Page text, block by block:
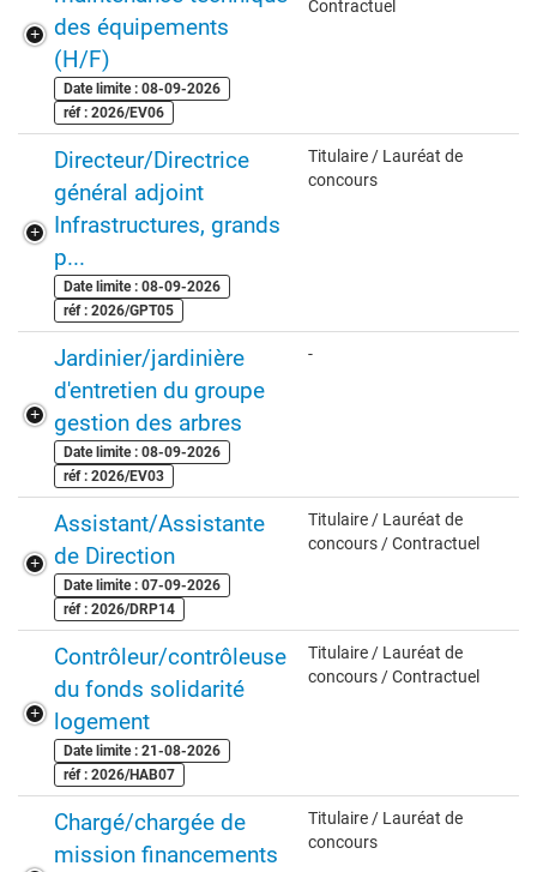
des équipements
(H/F)
Date limite : 08-09-2026
réf : 2026/EV06
Contractuel
Directeur/Directrice
général adjoint
Infrastructures, grands
p...
Date limite : 08-09-2026
réf : 2026/GPT05
Titulaire / Lauréat de
concours
Jardinier/jardinière
d'entretien du groupe
gestion des arbres
Date limite : 08-09-2026
réf : 2026/EV03
-
Assistant/Assistante
de Direction
Date limite : 07-09-2026
réf : 2026/DRP14
Titulaire / Lauréat de
concours / Contractuel
Contrôleur/contrôleuse
du fonds solidarité
logement
Date limite : 21-08-2026
réf : 2026/HAB07
Titulaire / Lauréat de
concours / Contractuel
Chargé/chargée de
mission financements
Titulaire / Lauréat de
concours